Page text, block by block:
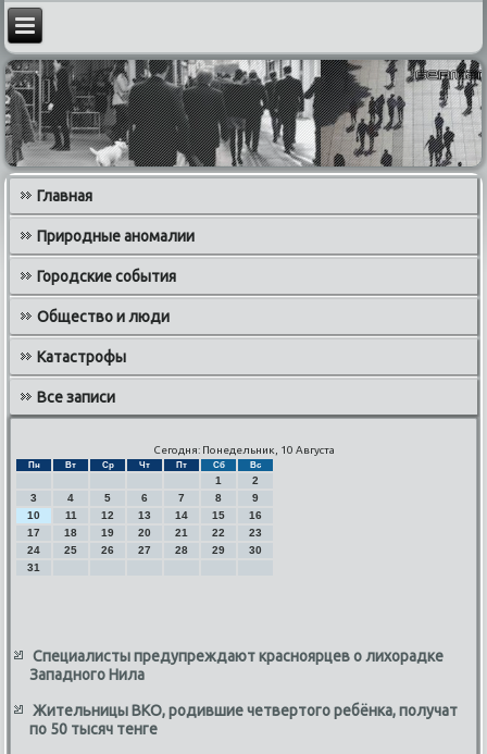
Главная
Природные аномалии
Городские события
Общество и люди
Катастрофы
Все записи
Сегодня: Понедельник, 10 Августа
Пн Вт Ср Чт Пт Сб Вс
1
2
3
4 5 6 7 8
9
10
11 12 13 14 15
16
17
18 19 20 21 22
23
24
25 26 27 28 29
30
31
Специалисты предупреждают красноярцев о лихорадке
Западного Нила
Жительницы ВКО, родившие четвертого ребёнка, получат
по 50 тысяч тенге